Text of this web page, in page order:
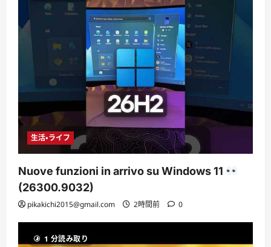
生活・ライフ
Nuove funzioni in arrivo su Windows 11
(26300.9032)
pikakichi2015@gmail.com 2時間前 0
1 分読み取り